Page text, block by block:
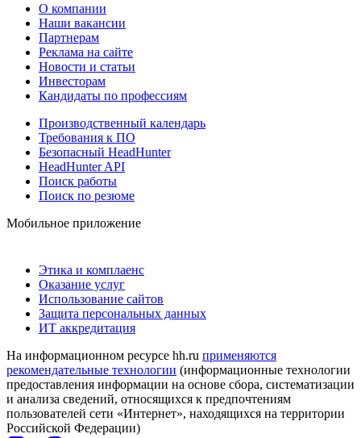
О компании
Наши вакансии
Партнерам
Реклама на сайте
Новости и статьи
Инвесторам
Кандидаты по профессиям
Производственный календарь
Требования к ПО
Безопасный HeadHunter
HeadHunter API
Поиск работы
Поиск по резюме
Мобильное приложение
Этика и комплаенс
Оказание услуг
Использование сайтов
Защита персональных данных
ИТ аккредитация
На информационном ресурсе hh.ru применяются
рекомендательные технологии (информационные технологии
предоставления информации на основе сбора, систематизации
и анализа сведений, относящихся к предпочтениям
пользователей сети «Интернет», находящихся на территории
Российской Федерации)